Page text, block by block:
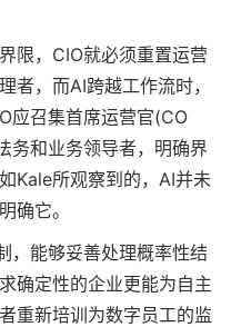
限，CIO就必须重置运营
者，而AI跨越工作流时，
应召集首席运营官(CO
务和业务领导者，明确界
Kale所观察到的，AI并未
确它。
，能够妥善处理概率性结
确定性的企业更能为自主
重新培训为数字员工的监